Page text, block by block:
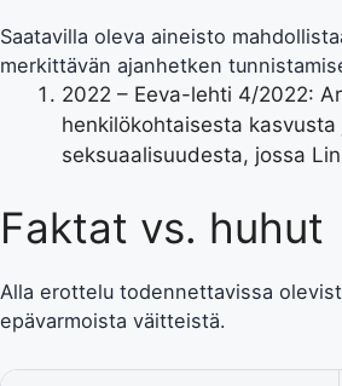
Saatavilla oleva aineisto
merkittävän ajanhetken
2022 – Eeva-lehti 4/2022:
henkilökohtaisesta kasvusta
seksuaalisuudesta, jossa
Faktat vs. huhut
Alla erottelu todennettavissa
epävarmoista väitteistä.